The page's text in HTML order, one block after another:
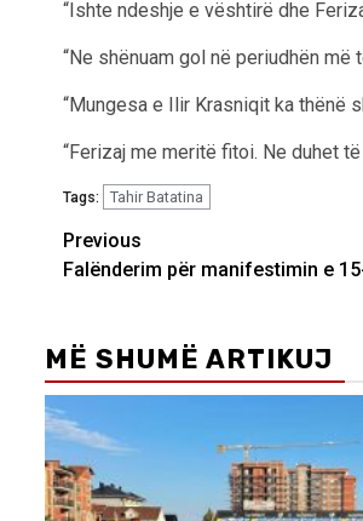
“Ishte ndeshje e vështirë dhe
“Ne shënuam gol në periudhën
“Mungesa e Ilir Krasniqit ka thënë
“Ferizaj me meritë fitoi. Ne duhet
Tags: Tahir Batatina
Post
navigation
Previous
Falënderim për manifestimin e
MË SHUMË ARTIKUJ